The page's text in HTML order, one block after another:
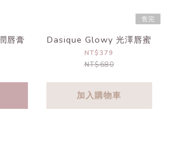
唇膏
售完
Dasique Glowy 光澤唇蜜
NT$379
NT$680
加入購物車